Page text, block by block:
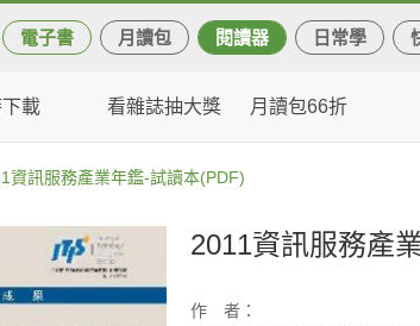
電子書 月讀包 閱讀器 日常學
下載 看雜誌抽大獎 月讀包66折
資訊服務產業年鑑-試讀本(PDF)
2011資訊服務產
作
者：